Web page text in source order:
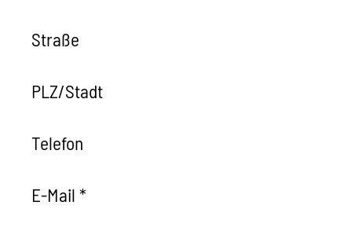
Straße
PLZ/Stadt
Telefon
E-Mail *